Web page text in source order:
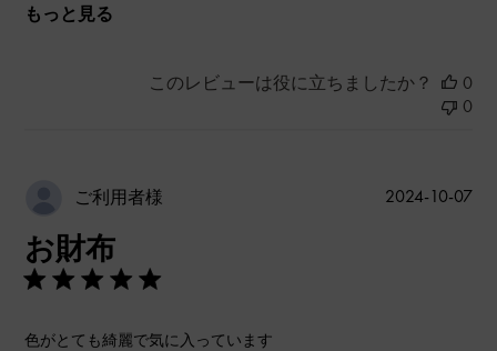
もっと見る
このレビューは役に立ちましたか？
0
0
ご利用者様
お財布
色がとても綺麗で気に入っています
公
2024-10-07